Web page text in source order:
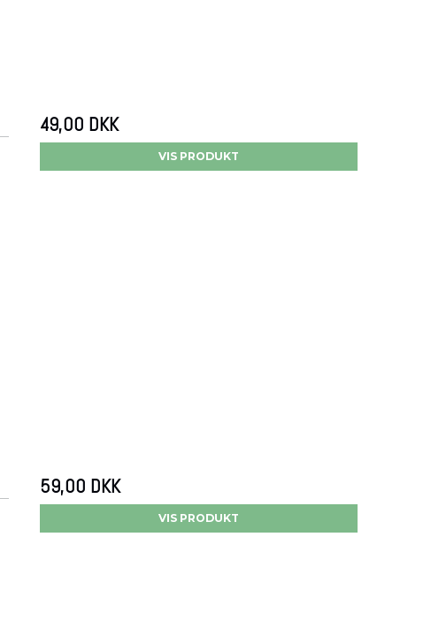
49,00 DKK
VIS PRODUKT
59,00 DKK
VIS PRODUKT